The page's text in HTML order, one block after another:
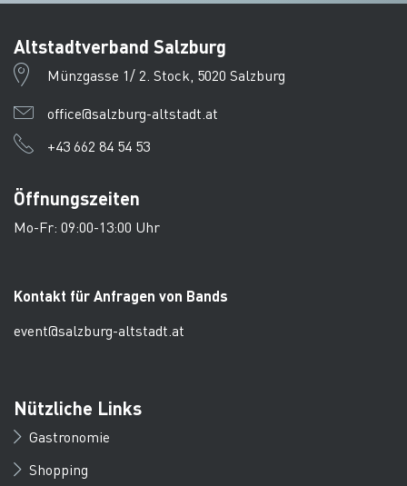
Altstadtverband Salzburg
Münzgasse 1/ 2. Stock, 5020 Salzburg
office@salzburg-altstadt.at
+43 662 84 54 53
Öffnungszeiten
Mo-Fr: 09:00-13:00 Uhr
Kontakt für Anfragen von Bands
event@salzburg-altstadt.at
Nützliche Links
Gastronomie
Shopping